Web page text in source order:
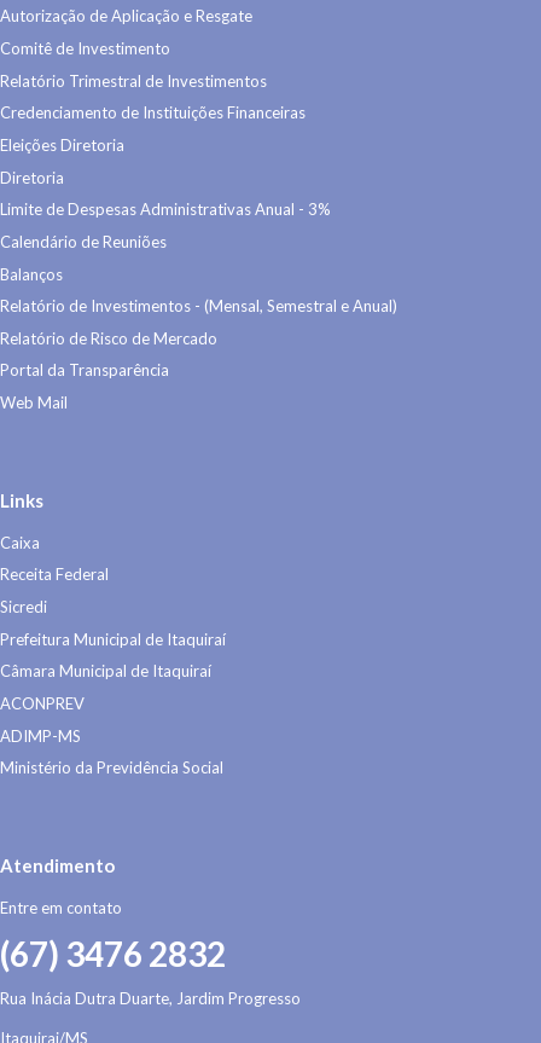
Autorização de Aplicação e Resgate
Comitê de Investimento
Relatório Trimestral de Investimentos
Credenciamento de Instituições Financeiras
Eleições Diretoria
Diretoria
Limite de Despesas Administrativas Anual - 3%
Calendário de Reuniões
Balanços
Relatório de Investimentos - (Mensal, Semestral e Anual)
Relatório de Risco de Mercado
Portal da Transparência
Web Mail
Links
Caixa
Receita Federal
Sicredi
Prefeitura Municipal de Itaquiraí
Câmara Municipal de Itaquiraí
ACONPREV
ADIMP-MS
Ministério da Previdência Social
Atendimento
Entre em contato
(67) 3476 2832
Rua Inácia Dutra Duarte, Jardim Progresso
Itaquirai/MS